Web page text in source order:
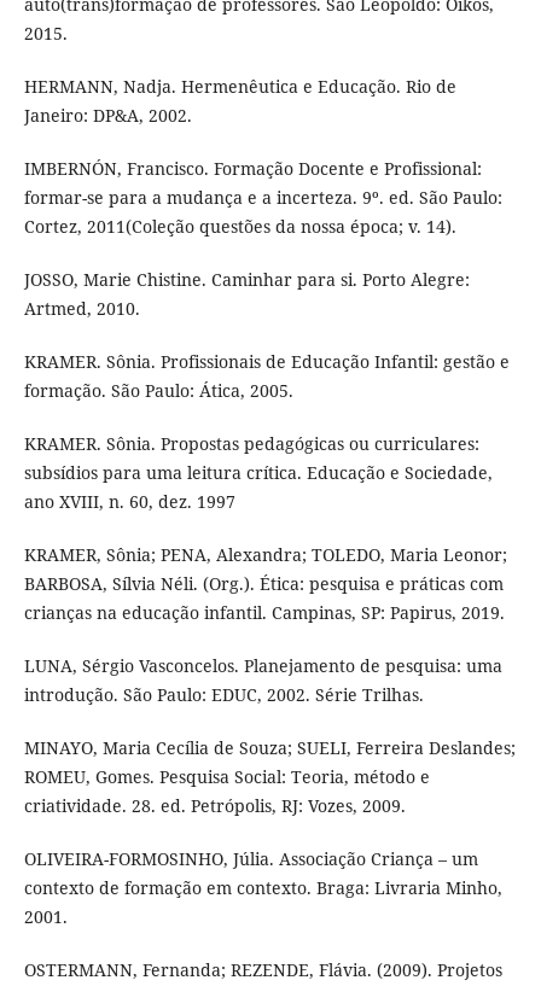
2015.
HERMANN, Nadja. Hermenêutica e Educação. Rio de
Janeiro: DP&A, 2002.
IMBERNÓN, Francisco. Formação Docente e Profissional:
formar-se para a mudança e a incerteza. 9º. ed. São Paulo:
Cortez, 2011(Coleção questões da nossa época; v. 14).
JOSSO, Marie Chistine. Caminhar para si. Porto Alegre:
Artmed, 2010.
KRAMER. Sônia. Profissionais de Educação Infantil: gestão e
formação. São Paulo: Ática, 2005.
KRAMER. Sônia. Propostas pedagógicas ou curriculares:
subsídios para uma leitura crítica. Educação e Sociedade,
ano XVIII, n. 60, dez. 1997
KRAMER, Sônia; PENA, Alexandra; TOLEDO, Maria Leonor;
BARBOSA, Sílvia Néli. (Org.). Ética: pesquisa e práticas com
crianças na educação infantil. Campinas, SP: Papirus, 2019.
LUNA, Sérgio Vasconcelos. Planejamento de pesquisa: uma
introdução. São Paulo: EDUC, 2002. Série Trilhas.
MINAYO, Maria Cecília de Souza; SUELI, Ferreira Deslandes;
ROMEU, Gomes. Pesquisa Social: Teoria, método e
criatividade. 28. ed. Petrópolis, RJ: Vozes, 2009.
OLIVEIRA-FORMOSINHO, Júlia. Associação Criança – um
contexto de formação em contexto. Braga: Livraria Minho,
2001.
OSTERMANN, Fernanda; REZENDE, Flávia. (2009). Projetos